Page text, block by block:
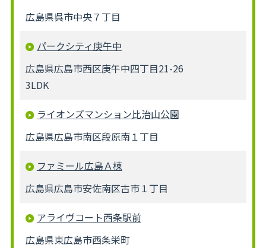
広島県呉市中央７丁目
パークシティ庚午中
広島県広島市西区庚午中四丁目21-26
3LDK
ライオンズマンション比治山公園
広島県広島市南区段原南１丁目
ファミール広島Ａ棟
広島県広島市安佐南区古市１丁目
アライヴコート西条駅前
広島県東広島市西条栄町